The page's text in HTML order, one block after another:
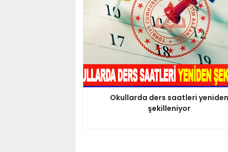
Okullarda ders saatleri yeniden
şekilleniyor